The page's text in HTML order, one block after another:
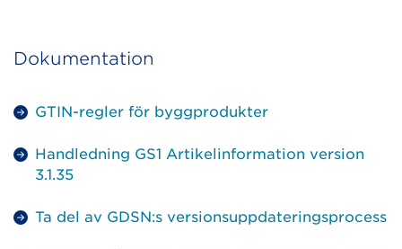
Dokumentation
GTIN-regler för byggprodukter
Handledning GS1 Artikelinformation version
3.1.35
Ta del av GDSN:s versionsuppdateringsprocess